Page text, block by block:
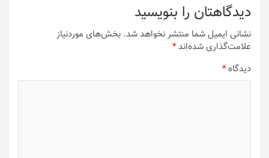
دیدگاهتان را بنویسید
نشانی ایمیل شما منتشر نخواهد شد. بخش‌های موردنیاز
علامت‌گذاری شده‌اند*
دیدگاه*